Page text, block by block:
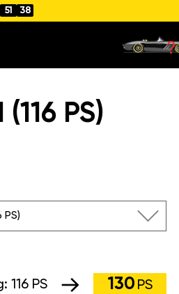
51 38
PS)
PS)
116 PS 130 PS